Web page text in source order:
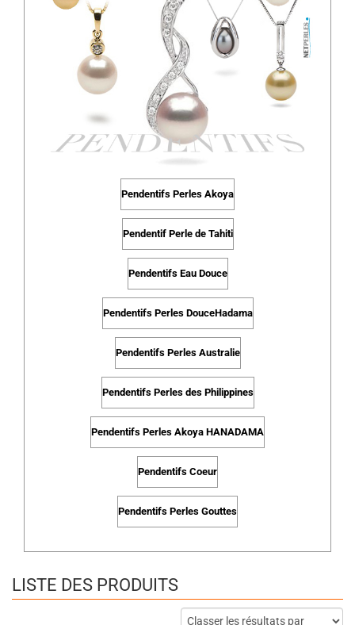
Pendentifs Perles Akoya
Pendentif Perle de Tahiti
Pendentifs Eau Douce
Pendentifs Perles DouceHadama
Pendentifs Perles Australie
Pendentifs Perles des Philippines
Pendentifs Perles Akoya HANADAMA
Pendentifs Coeur
Pendentifs Perles Gouttes
LISTE DES PRODUITS